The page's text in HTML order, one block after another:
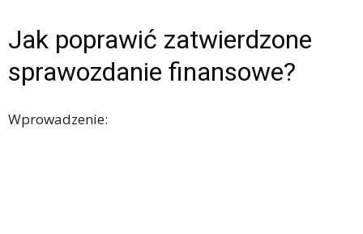
Jak poprawić zatwierdzone
sprawozdanie finansowe?
Wprowadzenie: